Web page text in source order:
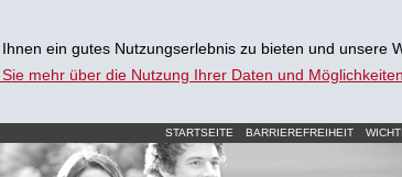
ein gutes Nutzungserlebnis zu bieten und unsere
mehr über die Nutzung Ihrer Daten und
STARTSEITE BARRIEREFREIHEIT